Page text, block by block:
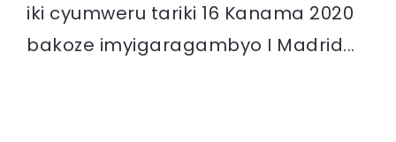
iki cyumweru tariki 16 Kanama 2020
bakoze imyigaragambyo I Madrid...